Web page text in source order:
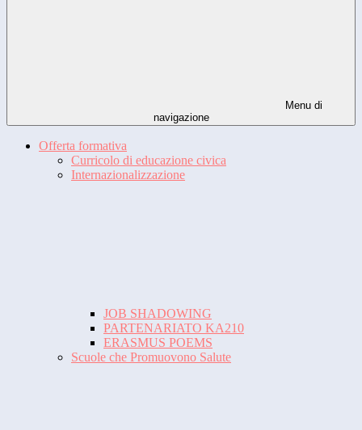
Menu di
navigazione
Offerta formativa
Curricolo di educazione civica
Internazionalizzazione
JOB SHADOWING
PARTENARIATO KA210
ERASMUS POEMS
Scuole che Promuovono Salute